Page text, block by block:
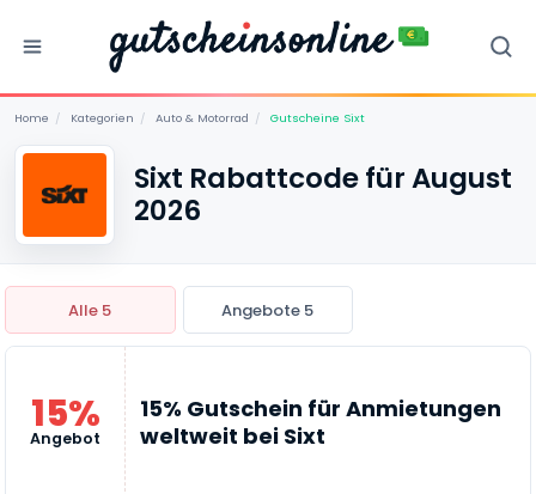
Home / Kategorien / Auto & Motorrad / Gutscheine Sixt
Sixt Rabattcode für August
2026
Alle 5 Angebote 5
15%
Angebot
15% Gutschein für Anmietungen
weltweit bei Sixt